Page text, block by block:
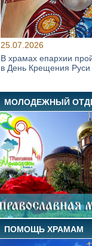
25.07.2026
В храмах епархии
в День Крещения Руси
МОЛОДЕЖНЫЙ
ПОМОЩЬ ХРАМАМ